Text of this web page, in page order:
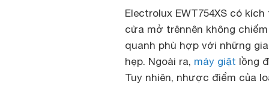
Electrolux EWT754XS có
cửa mở trênnên không
quanh phù hợp với những
hẹp. Ngoài ra, máy giặt lồng
Tuy nhiên, nhược điểm của